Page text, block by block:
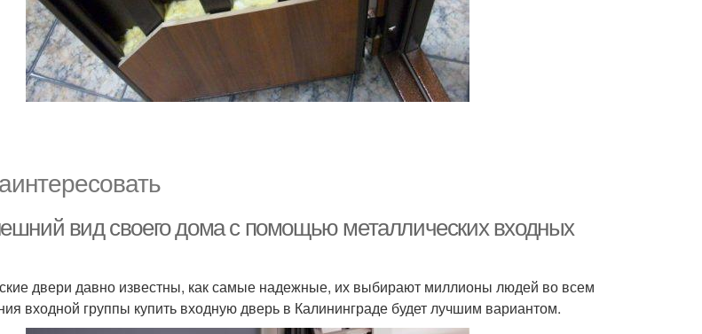
вид своего дома с помощью металлических входных
двери давно известны, как самые надежные, их выбирают миллионы людей во всем
входной группы купить входную дверь в Калининграде будет лучшим вариантом.